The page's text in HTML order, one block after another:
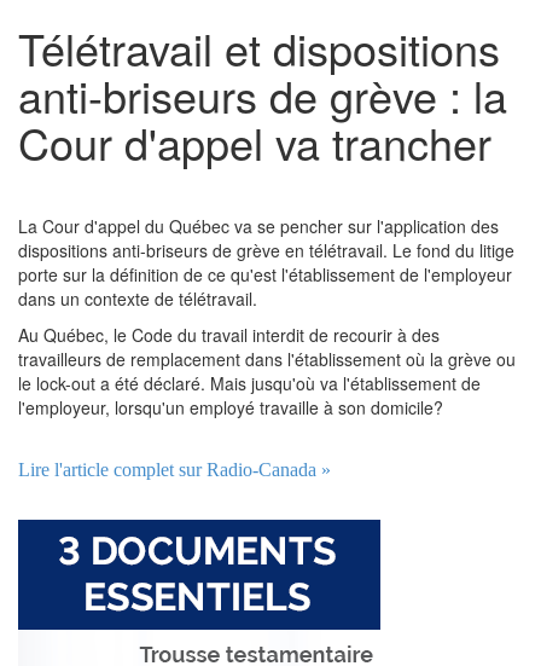
Télétravail et dispositions
anti-briseurs de grève : la
Cour d'appel va trancher
La Cour d'appel du Québec va se pencher sur l'application des
dispositions anti-briseurs de grève en télétravail. Le fond du litige
porte sur la définition de ce qu'est l'établissement de l'employeur
dans un contexte de télétravail.
Au Québec, le Code du travail interdit de recourir à des
travailleurs de remplacement dans l'établissement où la grève ou
le lock-out a été déclaré. Mais jusqu'où va l'établissement de
l'employeur, lorsqu'un employé travaille à son domicile?
Lire l'article complet sur Radio-Canada »